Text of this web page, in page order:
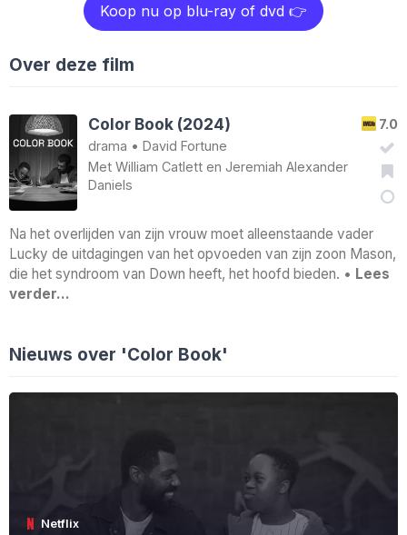
Koop nu op blu-ray of dvd 👉
Over deze film
7.0
Color Book (2024)
drama • David Fortune
Met William Catlett en Jeremiah Alexander
Daniels
Na het overlijden van zijn vrouw moet alleenstaande vader
Lucky de uitdagingen van het opvoeden van zijn zoon Mason,
die het syndroom van Down heeft, het hoofd bieden. • Lees
verder…
Nieuws over 'Color Book'
Netflix